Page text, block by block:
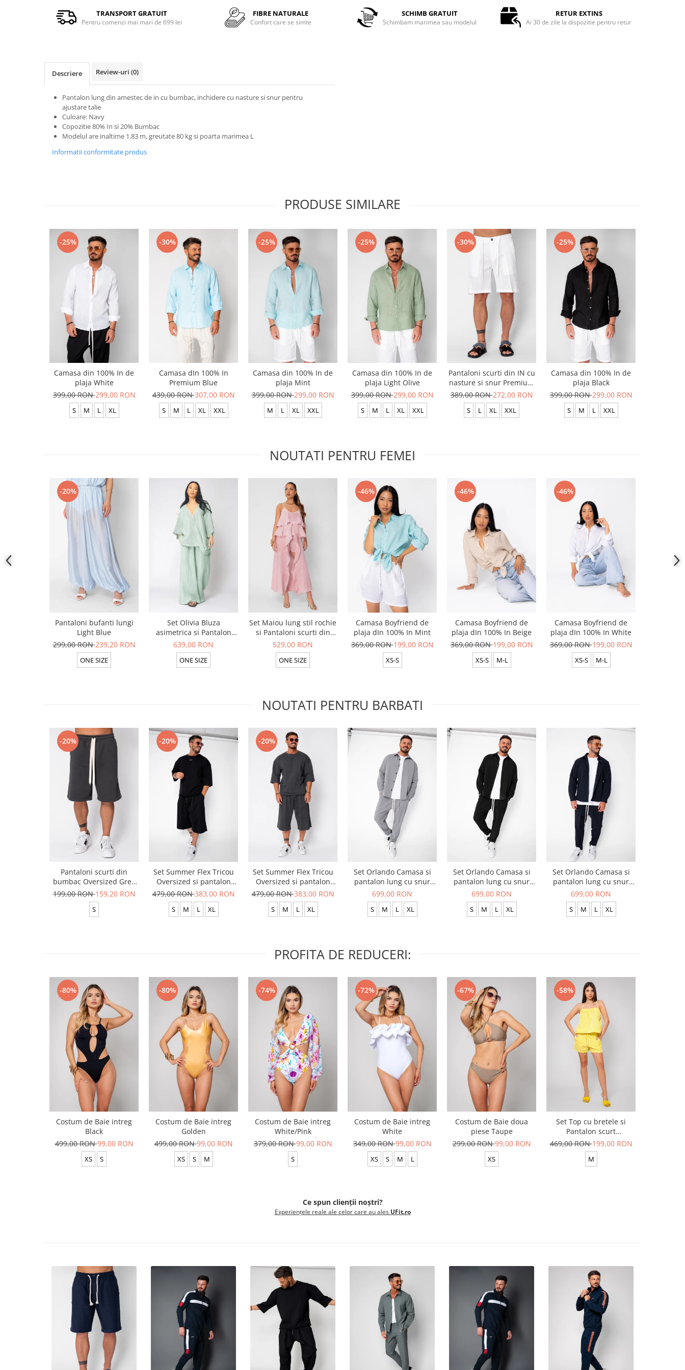
TRANSPORT GRATUIT
Pentru comenzi mai mari de 699 lei
FIBRE NATURALE
Confort care se simte
SCHIMB GRATUIT
Schimbam marimea sau modelul
RETUR EXTINS
Ai 30 de zile la dispozitie pentru retur
Descriere Review-uri (0)
Pantalon lung din amestec de in cu bumbac, inchidere cu nasture si snur pentru
ajustare talie
Culoare: Navy
Copozitie 80% In si 20% Bumbac
Modelul are inaltime 1.83 m, greutate 80 kg si poarta marimea L
Informatii conformitate produs
PRODUSE SIMILARE
-25%
Camasa din 100% In de
plaja White
399,00 RON299,00 RON
S M L XL
-30%
Camasa dIn 100% In
Premium Blue
439,00 RON307,00 RON
S M L XL XXL
-25%
Camasa din 100% In de
plaja Mint
399,00 RON299,00 RON
M L XL XXL
-25%
Camasa din 100% In de
plaja Light Olive
399,00 RON299,00 RON
S M L XL XXL
-30%
Pantaloni scurti din IN cu
nasture si snur Premium
Edition White
389,00 RON272,00 RON
S L XL XXL
-25%
Camasa din 100% In de
plaja Black
399,00 RON299,00 RON
S M L XXL
NOUTATI PENTRU FEMEI
-20%
Pantaloni bufanti lungi
Light Blue
299,00 RON239,20 RON
ONE SIZE
Set Olivia Bluza
asimetrica si Pantalon
lung din 100% in Light
Olive
639,00 RON
ONE SIZE
Set Maiou lung stil rochie
si Pantaloni scurti din
100% in Rose
529,00 RON
ONE SIZE
-46%
Camasa Boyfriend de
plaja dIn 100% In Mint
369,00 RON199,00 RON
XS-S
-46%
Camasa Boyfriend de
plaja dIn 100% In Beige
369,00 RON199,00 RON
XS-S M-L
-46%
Camasa Boyfriend de
plaja dIn 100% In White
369,00 RON199,00 RON
XS-S M-L
NOUTATI PENTRU BARBATI
-20%
Pantaloni scurti din
bumbac Oversized Grey
Anthracite
199,00 RON159,20 RON
S
-20%
Set Summer Flex Tricou
Oversized si pantalon
scurt Baggy Black
479,00 RON383,00 RON
S M L XL
-20%
Set Summer Flex Tricou
Oversized si pantalon
scurt Baggy Grey
Anthracite
479,00 RON383,00 RON
S M L XL
Set Orlando Camasa si
pantalon lung cu snur
Premium Grey
699,00 RON
S M L XL
Set Orlando Camasa si
pantalon lung cu snur
Premium Black
699,00 RON
S M L XL
Set Orlando Camasa si
pantalon lung cu snur
Premium Navy
699,00 RON
S M L XL
PROFITA DE REDUCERI:
-80%
Costum de Baie intreg
Black
499,00 RON99,00 RON
XS S
-80%
Costum de Baie intreg
Golden
499,00 RON99,00 RON
XS S M
-74%
Costum de Baie intreg
White/Pink
379,00 RON99,00 RON
S
-72%
Costum de Baie intreg
White
349,00 RON99,00 RON
XS S M L
-67%
Costum de Baie doua
piese Taupe
299,00 RON99,00 RON
XS
-58%
Set Top cu bretele si
Pantalon scurt
Yellow/White
469,00 RON199,00 RON
M
Ce spun clienții noștri?
Experiențele reale ale celor care au ales UFit.ro